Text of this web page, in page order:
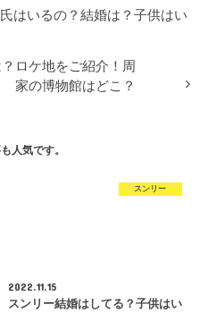
はいるの？結婚は？子供はい
ロケ地をご紹介！周
家の博物館はどこ？
人気です。
スンリー
2022.11.15
スンリー結婚はしてる？子供はい